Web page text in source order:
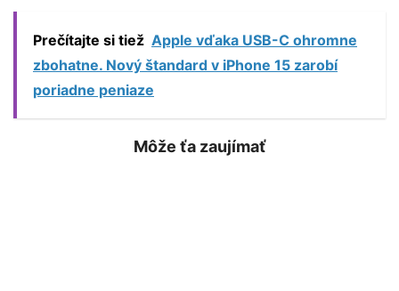
Prečítajte si tiež Apple vďaka USB-C ohromne
zbohatne. Nový štandard v iPhone 15 zarobí
poriadne peniaze
Môže ťa zaujímať